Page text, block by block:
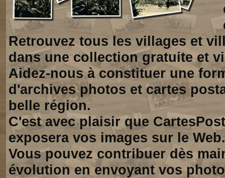
Retrouvez tous les villages et
dans une collection gratuite et
Aidez-nous à constituer une
d'archives photos et cartes
belle région.
C'est avec plaisir que
exposera vos images sur le Web.
Vous pouvez contribuer dès
évolution en envoyant vos